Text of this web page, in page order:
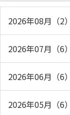
2026年08月（2）
2026年07月（6）
2026年06月（6）
2026年05月（6）